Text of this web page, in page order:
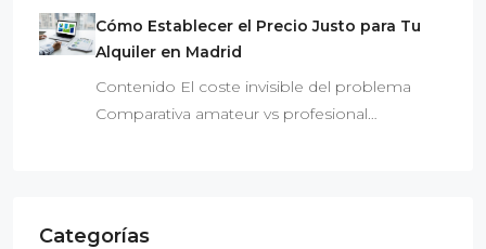
Cómo Establecer el Precio Justo para Tu
Alquiler en Madrid
Contenido El coste invisible del problema
Comparativa amateur vs profesional…
Categorías